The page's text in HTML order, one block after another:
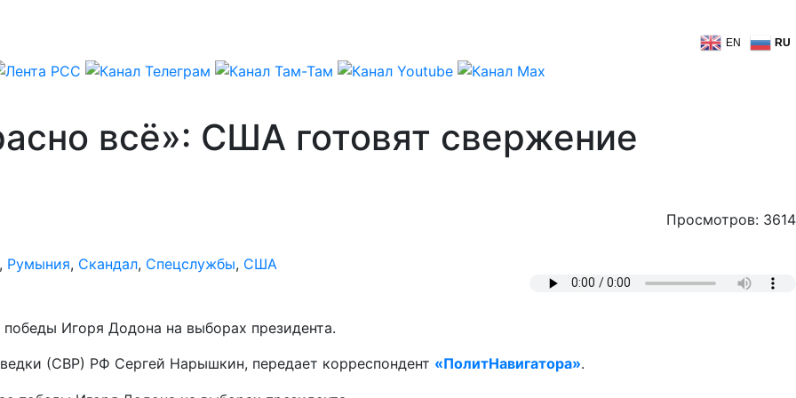
EN RU
всё»: США готовят свержение
Просмотров: 3614
, Румыния, Скандал, Спецслужбы, США
Игоря Додона на выборах президента.
(СВР) РФ Сергей Нарышкин, передает корреспондент «ПолитНавигатора».